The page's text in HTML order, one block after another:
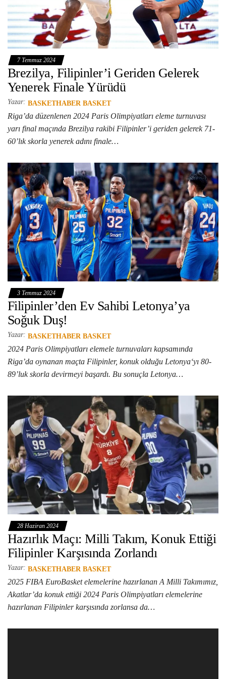
7 Temmuz 2024
Brezilya, Filipinler’i Geriden Gelerek
Yenerek Finale Yürüdü
Yazar: BASKETHABER BASKET
Riga’da düzenlenen 2024 Paris Olimpiyatları eleme turnuvası
yarı final maçında Brezilya rakibi Filipinler’i geriden gelerek 71-
60’lık skorla yenerek adını finale…
3 Temmuz 2024
Filipinler’den Ev Sahibi Letonya’ya
Soğuk Duş!
Yazar: BASKETHABER BASKET
2024 Paris Olimpiyatları elemele turnuvaları kapsamında
Riga’da oynanan maçta Filipinler, konuk olduğu Letonya‘yı 80-
89’luk skorla devirmeyi başardı. Bu sonuçla Letonya…
28 Haziran 2024
Hazırlık Maçı: Milli Takım, Konuk Ettiği
Filipinler Karşısında Zorlandı
Yazar: BASKETHABER BASKET
2025 FIBA EuroBasket elemelerine hazırlanan A Milli Takımımız,
Akatlar’da konuk ettiği 2024 Paris Olimpiyatları elemelerine
hazırlanan Filipinler karşısında zorlansa da…